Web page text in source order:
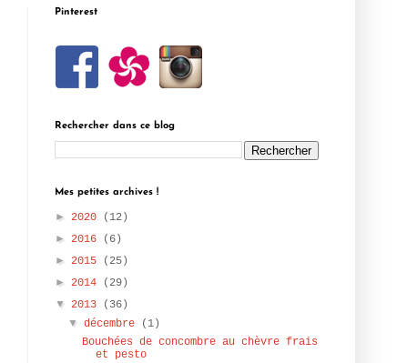
Pinterest
Rechercher dans ce blog
Mes petites archives !
► 2020
(12)
► 2016
(6)
► 2015
(25)
► 2014
(29)
▼ 2013
(36)
▼décembre
(1)
Bouchées de concombre au chèvre frais
et pesto